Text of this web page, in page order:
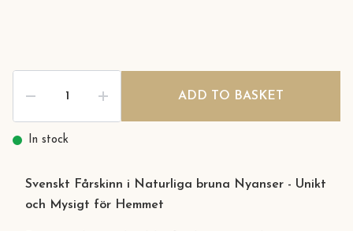
ADD TO BASKET
In stock
Svenskt Fårskinn i Naturliga bruna Nyanser - Unikt
och Mysigt för Hemmet